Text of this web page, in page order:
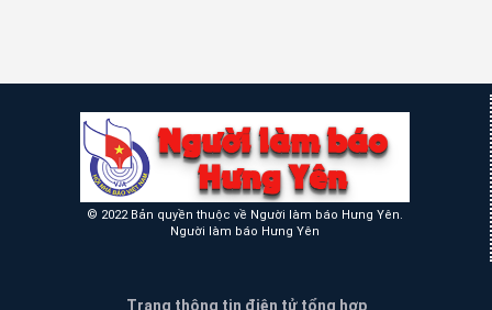
© 2022 Bản quyền thuộc về Người làm báo Hưng Yên.
Người làm báo Hưng Yên
Trang thông tin điện tử tổng hợp